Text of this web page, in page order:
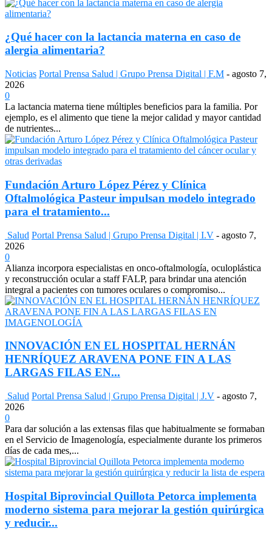
¿Qué hacer con la lactancia materna en caso de
alergia alimentaria?
Noticias Portal Prensa Salud | Grupo Prensa Digital | F.M - agosto 7,
2026
0
La lactancia materna tiene múltiples beneficios para la familia. Por
ejemplo, es el alimento que tiene la mejor calidad y mayor cantidad
de nutrientes...
Fundación Arturo López Pérez y Clínica
Oftalmológica Pasteur impulsan modelo integrado
para el tratamiento...
Salud Portal Prensa Salud | Grupo Prensa Digital | I.V - agosto 7,
2026
0
Alianza incorpora especialistas en onco-oftalmología, oculoplástica
y reconstrucción ocular a staff FALP, para brindar una atención
integral a pacientes con tumores oculares o compromiso...
INNOVACIÓN EN EL HOSPITAL HERNÁN
HENRÍQUEZ ARAVENA PONE FIN A LAS
LARGAS FILAS EN...
Salud Portal Prensa Salud | Grupo Prensa Digital | J.V - agosto 7,
2026
0
Para dar solución a las extensas filas que habitualmente se formaban
en el Servicio de Imagenología, especialmente durante los primeros
días de cada mes,...
Hospital Biprovincial Quillota Petorca implementa
moderno sistema para mejorar la gestión quirúrgica
y reducir...